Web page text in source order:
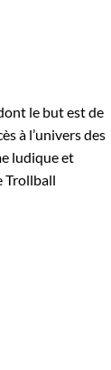
le but est de
à l’univers des
ludique et
Trollball